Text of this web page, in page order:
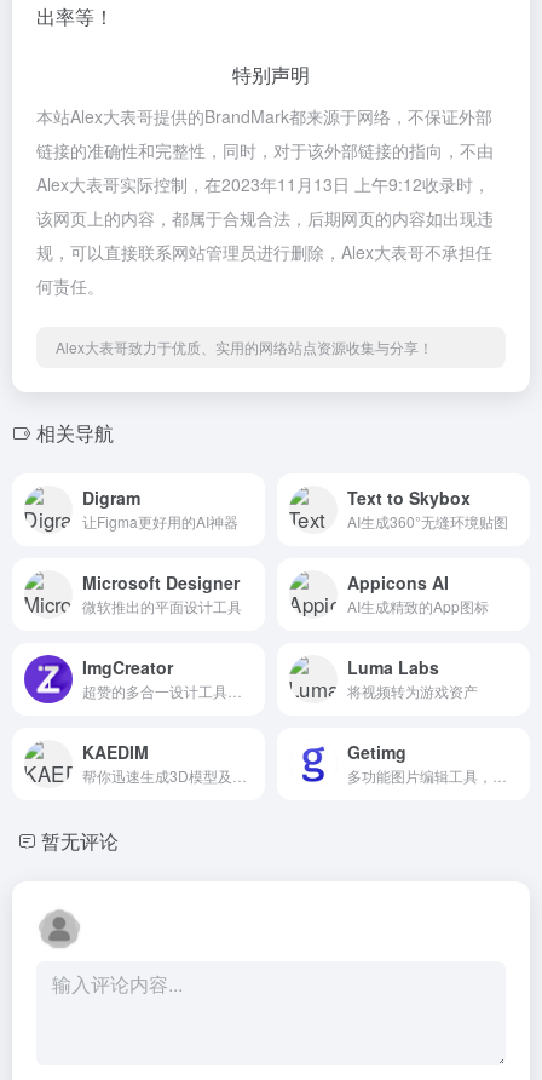
出率等！
特别声明
本站Alex大表哥提供的BrandMark都来源于网络，不保证外部
链接的准确性和完整性，同时，对于该外部链接的指向，不由
Alex大表哥实际控制，在2023年11月13日 上午9:12收录时，
该网页上的内容，都属于合规合法，后期网页的内容如出现违
规，可以直接联系网站管理员进行删除，Alex大表哥不承担任
何责任。
Alex大表哥致力于优质、实用的网络站点资源收集与分享！
相关导航
Digram
让Figma更好用的AI神器
Text to Skybox
AI生成360°无缝环境贴图
Microsoft Designer
微软推出的平面设计工具
Appicons AI
AI生成精致的App图标
ImgCreator Luma Labs
将视频转为游戏资产
KAEDIM Getimg
暂无评论